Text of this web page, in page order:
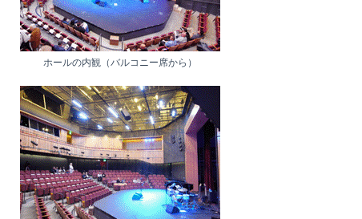
ホールの内観（バルコニー席から）